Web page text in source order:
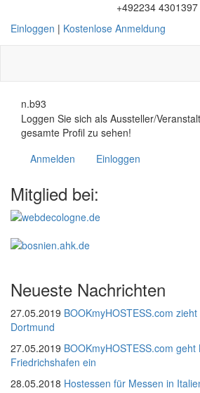
+492234 4301397
Einloggen | Kostenlose Anmeldung
n.b93
Loggen Sie sich als Aussteller/
gesamte Profil zu sehen!
Anmelden
Einloggen
Mitglied bei:
Neueste Nachrichten
27.05.2019 BOOKmyHOSTESS.com
Dortmund
27.05.2019 BOOKmyHOSTESS.com
Friedrichshafen ein
28.05.2018 Hostessen für Messen in